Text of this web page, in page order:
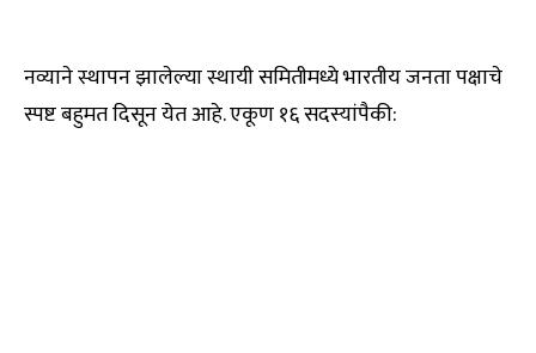
नव्याने स्थापन झालेल्या स्थायी समितीमध्ये भारतीय जनता पक्षाचे
स्पष्ट बहुमत दिसून येत आहे. एकूण १६ सदस्यांपैकी: